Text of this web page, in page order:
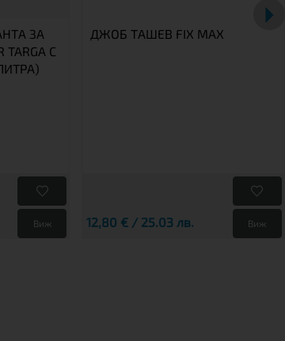
ЗА
TARGA С
Виж
ДЖОБ ТАШЕВ FIX MAX
12,80 € / 25.03 лв. Виж